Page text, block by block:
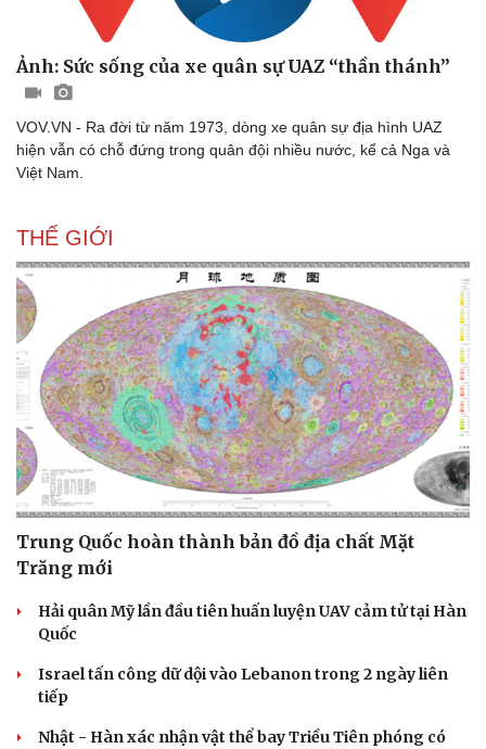
Sức khỏe
Dinh dưỡng - món ngon
Cây thuốc
Sản phụ khoa
Nam khoa
Làm đẹp - giảm cân
Phòng mạch online
Đời sống
Nhà đẹp
Blog
Ảnh: Sức sống của xe quân sự UAZ “thần thánh”
VOV.VN - Ra đời từ năm 1973, dòng xe quân sự địa hình UAZ
hiện vẫn có chỗ đứng trong quân đội nhiều nước, kể cả Nga và
Việt Nam.
THẾ GIỚI
Trung Quốc hoàn thành bản đồ địa chất Mặt
Trăng mới
Hải quân Mỹ lần đầu tiên huấn luyện UAV cảm tử tại Hàn
Quốc
Israel tấn công dữ dội vào Lebanon trong 2 ngày liên
tiếp
Nhật - Hàn xác nhận vật thể bay Triều Tiên phóng có